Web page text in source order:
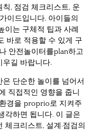
, 점검 체크리스트, 운
이드입니다. 아이들의
이는 구체적 팁과 사례
바로 적용할 수 있게 구
안전놀이터를plan하고
우길 바랍니다.
단순한 놀이를 넘어서
직접적인 영향을 줍니
경을 proprio로 지켜주
각하면 됩니다. 이 글은
크리스트, 설계·점검의